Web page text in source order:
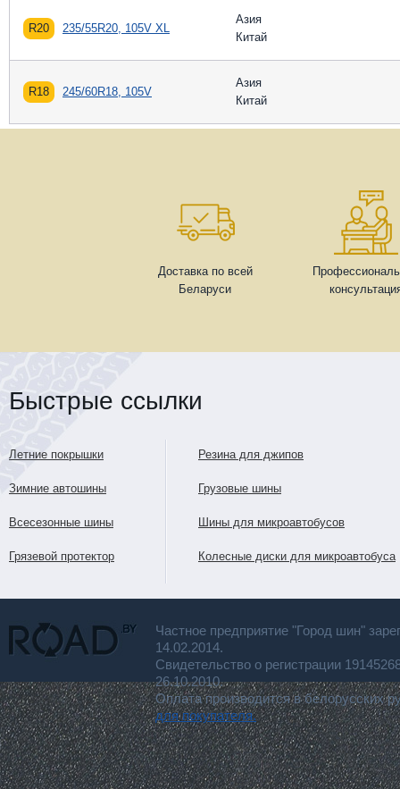
R20 235/55R20, 105V XL
Азия
Китай
R18 245/60R18, 105V
Азия
Китай
Доставка по всей
Беларуси
Быстрые ссылки
Летние покрышки
Зимние автошины
Всесезонные шины
Грязевой протектор
Резина для джипов
Грузовые шины
Шины для микроавтобусов
Колесные диски для микроавтобуса
Частное предприятие "Город шин"
14.02.2014.
Свидетельство о регистрации
26.10.2010.
Оплата производится в белорусских
для покупателя.